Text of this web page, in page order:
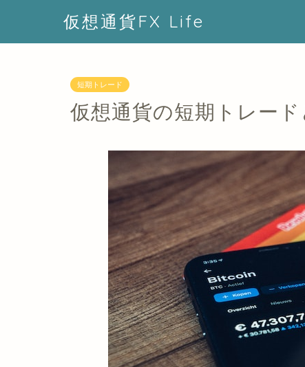
仮想通貨FX Life
短期トレード
仮想通貨の短期トレード